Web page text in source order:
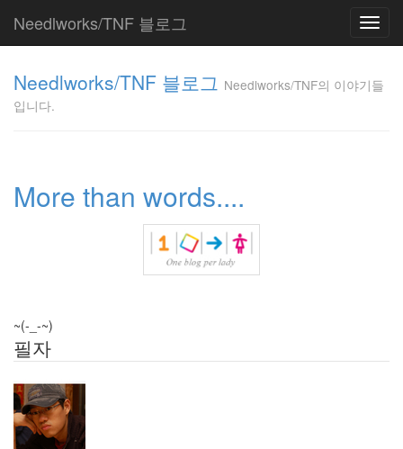
Needlworks/TNF 블로그
Needlworks/TNF 블로그 Needlworks/TNF의 이야기들
입니다.
More than words....
~(-_-~)
필자
의 이야기들입니
Tag
Cloud
소
커
니
건